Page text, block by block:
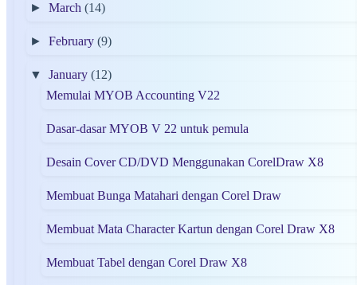
►March(14)
►February(9)
▼January(12)
Memulai MYOB Accounting V22
Dasar-dasar MYOB V 22 untuk pemula
Desain Cover CD/DVD Menggunakan CorelDraw X8
Membuat Bunga Matahari dengan Corel Draw
Membuat Mata Character Kartun dengan Corel Draw X8
Membuat Tabel dengan Corel Draw X8